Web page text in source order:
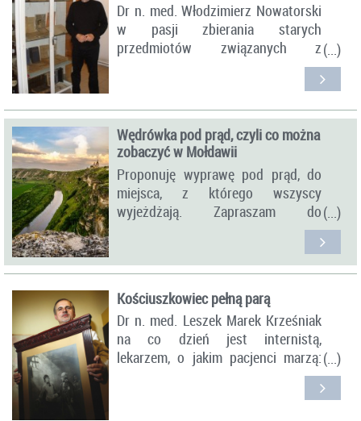
Dr n. med. Włodzimierz Nowatorski
w pasji zbierania starych
przedmiotów związanych z
medycyną łączy przyjemność z
misją. Kolekcja jest unikatowa, w
zgromadzić wiele niezwykłych
eksponatów, niektóre nawet z XVIII
wieku.
Wędrówka pod prąd, czyli co można
zobaczyć w Mołdawii
Proponuję wyprawę pod prąd, do
miejsca, z którego wszyscy
wyjeżdżają. Zapraszam do
Kiszyniów to miasto cudownych,
w nich samotnych dzieci, miasto
przystojnych policjantów, którzy
czekają tylko na okazję, by wziąć
kopertę, ambitnych ludzi, uczących
się po to, by uciec, pięknych, ale
jakże często opuszczonych kobiet.
Kościuszkowiec pełną parą
Dr n. med. Leszek Marek Krześniak
na co dzień jest internistą,
lekarzem, o jakim pacjenci marzą:
odpowiedzialnym, konkretnym, a